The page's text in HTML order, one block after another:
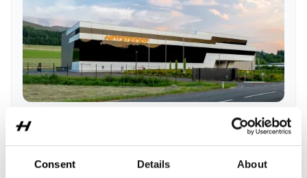
Consent Details About
Hintsteiner Group investiert 3,5 Millionen